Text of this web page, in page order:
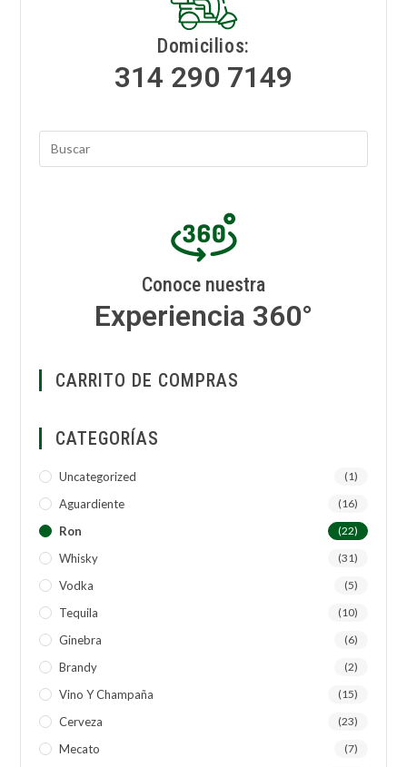
Domicilios:
314 290 7149
Conoce nuestra
Experiencia 360°
CARRITO DE COMPRAS
CATEGORÍAS
Uncategorized (1)
Aguardiente (16)
Ron (22)
Whisky (31)
Vodka (5)
Tequila (10)
Ginebra (6)
Brandy (2)
Vino Y Champaña (15)
Cerveza (23)
Mecato (7)